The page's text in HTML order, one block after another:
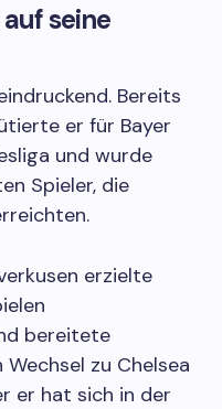
seine
Bereits
er für Bayer
und wurde
Spieler, die
erzielte
bereitete
zu Chelsea
er hat sich in der